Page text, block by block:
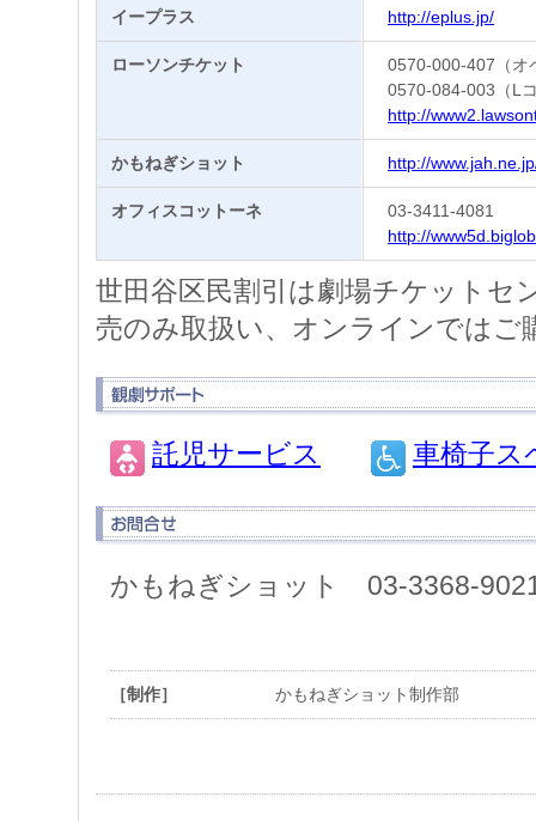
イープラス http://eplus.jp/
ローソンチケット
0570-000-407（オ
0570-084-003（L
http://
かもねぎショット http://
オフィスコットーネ
03-3411-4081
http://
世田谷区民割引は劇場チケットセ
売のみ取扱い、オンラインではご
託児サービス 車椅子ス
かもねぎショット 03-3368-
［制作］ かもねぎショット制作部